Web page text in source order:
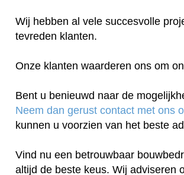
Wij hebben al vele succesvolle
tevreden klanten.
Onze klanten waarderen ons om
Bent u benieuwd naar de
Neem dan gerust contact met ons
kunnen u voorzien van het beste
Vind nu een betrouwbaar
altijd de beste keus. Wij adviseren